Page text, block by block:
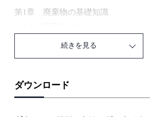
第1章 廃棄物の基礎知識
1.2 一般廃棄物の状況
1.5 製品LCAとごみ処理
1.6 地球温暖化とごみ
続きを見る
ダウンロード